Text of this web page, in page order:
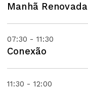
Manhã Renovada
07:30 - 11:30
Conexão
11:30 - 12:00